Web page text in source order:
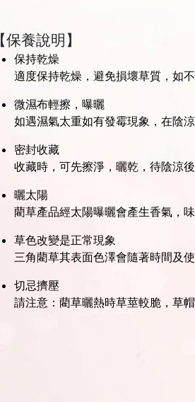
【保養說明】
保持乾燥
適度保持乾燥，避免損壞草質，如
微濕布輕擦，曝曬
如遇濕氣太重如有發霉現象，在陰
密封收藏
收藏時，可先擦淨，曬乾，待陰涼
曬太陽
藺草產品經太陽曝曬會產生香氣，
草色改變是正常現象
三角藺草其表面色澤會隨著時間及使
切忌擠壓
請注意：藺草曬熱時草莖較脆，草